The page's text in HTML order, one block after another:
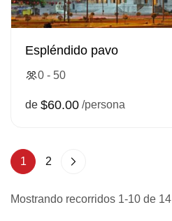
Espléndido pavo
0 - 50
de $60.00 /persona
1 2
Mostrando recorridos 1-10 de 14